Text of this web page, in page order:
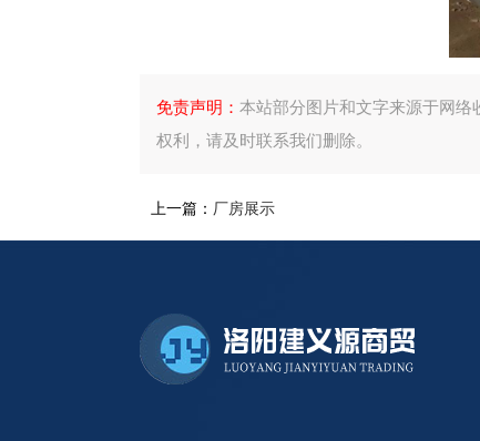
免责声明： 本站部分图片和文字来源于网
权利，请及时联系我们删除。
上一篇： 厂房展示